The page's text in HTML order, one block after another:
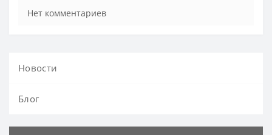
Нет комментариев
Новости
Блог